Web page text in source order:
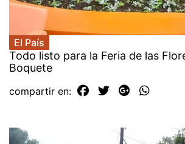
El País
Todo listo para la Feria de las
Boquete
compartir en: